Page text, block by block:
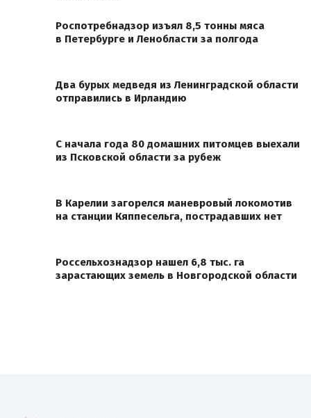
Роспотребнадзор изъял 8,5 тонны мяса
в Петербурге и Ленобласти за полгода
Два бурых медведя из Ленинградской области
отправились в Ирландию
С начала года 80 домашних питомцев выехали
из Псковской области за рубеж
В Карелии загорелся маневровый локомотив
на станции Кяппесельга, пострадавших нет
Россельхознадзор нашел 6,8 тыс. га
зарастающих земель в Новгородской области